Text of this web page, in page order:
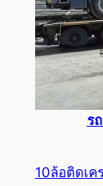
ร
10ล้อติดเค